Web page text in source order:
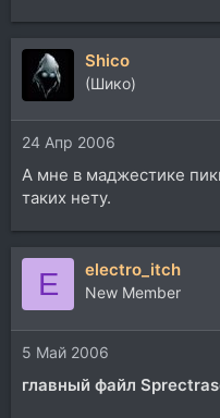
Shico
(Шико)
24 Апр 2006
А мне в маджестике
таких нету.
E electro_itch
New Member
5 Май 2006
главный файл